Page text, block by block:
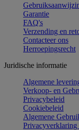
Garantie
FAQ's
Verzending en
Contacteer ons
Herroepingsrecht
Juridische informatie
Algemene
Verkoop- en
Privacybeleid
Cookiebeleid
Algemene